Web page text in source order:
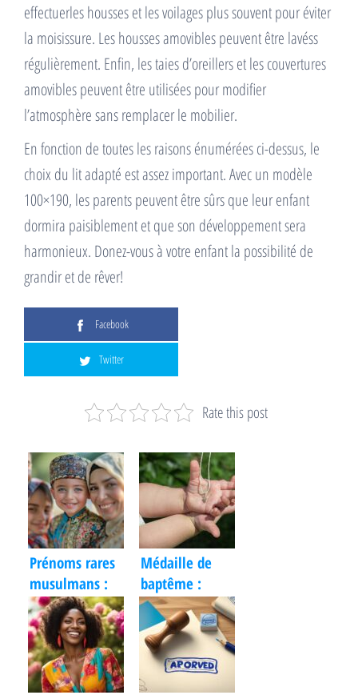
effectuerles housses et les voilages plus souvent pour éviter
la moisissure. Les housses amovibles peuvent être lavéss
régulièrement. Enfin, les taies d’oreillers et les couvertures
amovibles peuvent être utilisées pour modifier
l’atmosphère sans remplacer le mobilier.
En fonction de toutes les raisons énumérées ci-dessus, le
choix du lit adapté est assez important. Avec un modèle
100×190, les parents peuvent être sûrs que leur enfant
dormira paisiblement et que son développement sera
harmonieux. Donez-vous à votre enfant la possibilité de
grandir et de rêver!
Facebook
Twitter
Rate this post
Prénoms rares
musulmans :
découvrez des
idées uniques
pour bébé
Médaille de
baptême :
tradition
intemporelle
ou tendance
moderne ?